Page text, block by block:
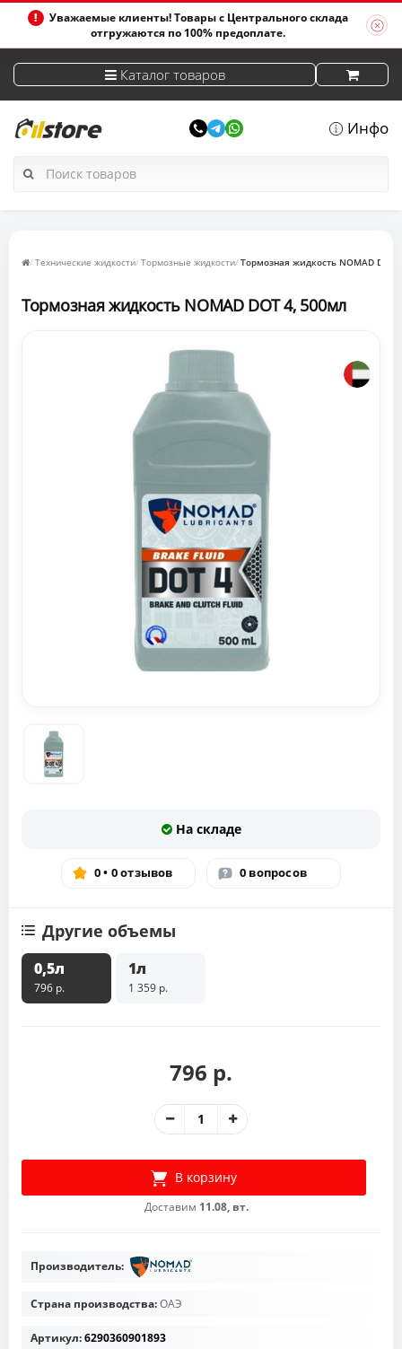
Уважаемые клиенты! Товары с Центрального склада
отгружаются по 100% предоплате.
Каталог товаров
Инфо
Технические жидкости Тормозные жидкости Тормозная жидкость NOMAD DOT
Тормозная жидкость NOMAD DOT 4, 500мл
На складе
0 • 0 отзывов 0 вопросов
Другие объемы
0,5л
796 р.
1л
1 359 р.
796 р.
В корзину
Доставим 11.08, вт.
Производитель:
Страна производства:ОАЭ
Артикул:6290360901893